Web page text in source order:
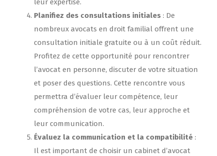
leur expertise.
Planifiez des consultations initiales : De
nombreux avocats en droit familial offrent une
consultation initiale gratuite ou à un coût réduit.
Profitez de cette opportunité pour rencontrer
l’avocat en personne, discuter de votre situation
et poser des questions. Cette rencontre vous
permettra d’évaluer leur compétence, leur
compréhension de votre cas, leur approche et
leur communication.
Évaluez la communication et la compatibilité :
Il est important de choisir un cabinet d’avocat